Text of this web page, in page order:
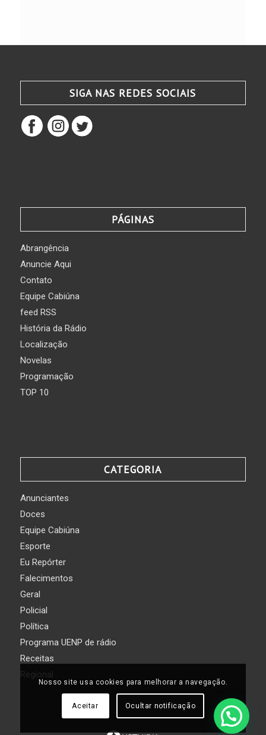
SIGA NAS REDES SOCIAIS
PÁGINAS
Abrangência
Anuncie Aqui
Contato
Equipe Cabiúna
feed RSS
História da Rádio
Localização
Novelas
Programação
TOP 10
CATEGORIA
Anunciantes
Doces
Equipe Cabiúna
Esporte
Eu Repórter
Falecimentos
Geral
Policial
Política
Programa UENP de rádio
Receitas
Regional
Nosso site usa cookies para melhorar a navegação.
Aceitar Ocultar notificação